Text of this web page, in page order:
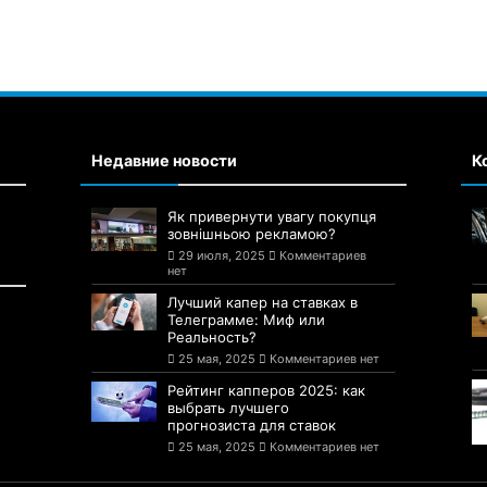
Недавние новости
Як привернути увагу покупця
зовнішньою рекламою?
29 июля, 2025
Комментариев
нет
Лучший капер на ставках в
Телеграмме: Миф или
Реальность?
25 мая, 2025 Комментариев нет
Рейтинг капперов 2025: как
выбрать лучшего
прогнозиста для ставок
25 мая, 2025 Комментариев нет